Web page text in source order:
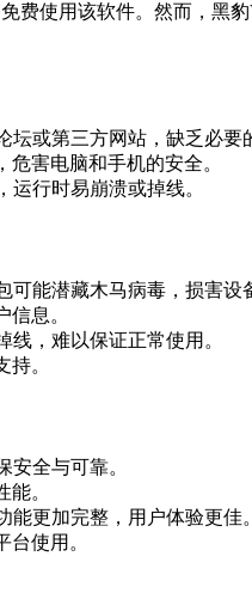
费使用该软件。然而，
或第三方网站，缺乏必要
害电脑和手机的安全。
行时易崩溃或掉线。
能潜藏木马病毒，损害设
息。
，难以保证正常使用。
。
全与可靠。
。
更加完整，用户体验更佳。
使用。